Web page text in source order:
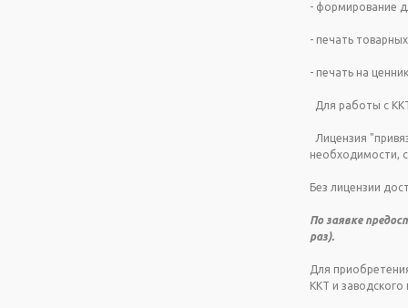
- формирование
- печать
- печать на
Для работы с
Лицензия
необходимости,
Без лицензии
По заявке
раз).
Для
ККТ и